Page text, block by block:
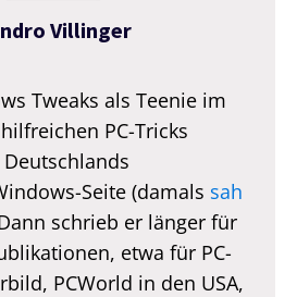
Villinger
Tweaks als Teenie im
PC-Tricks
Seite (damals sah
schrieb er länger für
etwa für PC-
PCWorld in den USA,